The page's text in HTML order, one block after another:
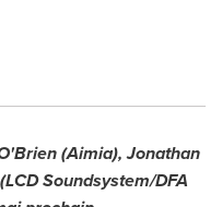
(Aimia),Jonathan
Soundsystem/DFA